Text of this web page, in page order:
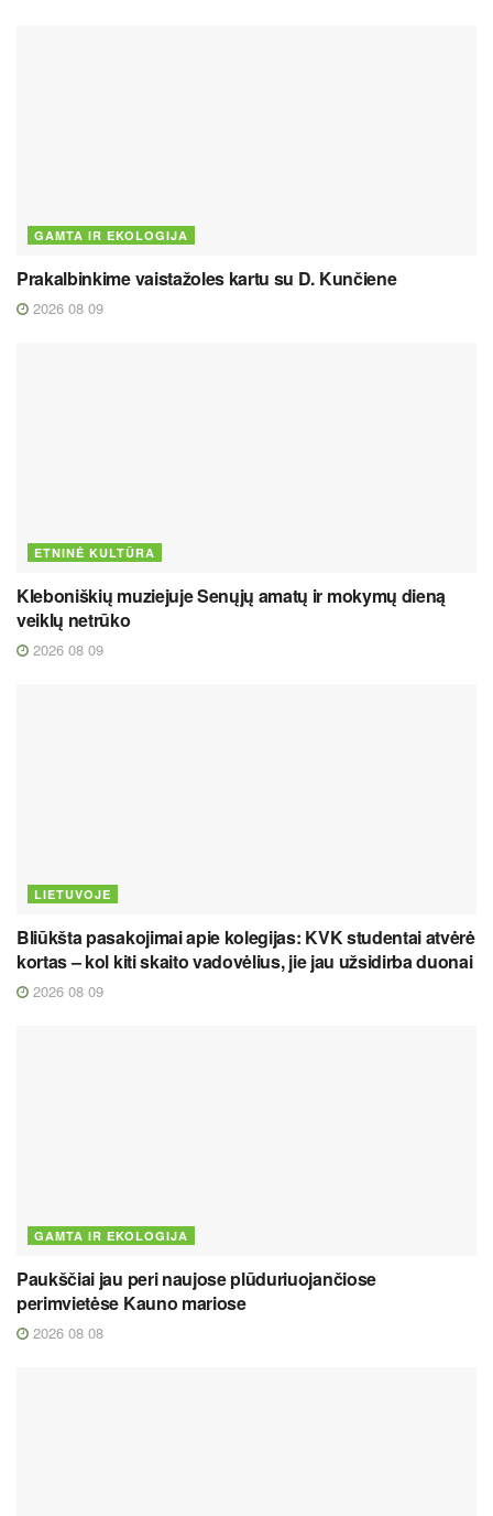
GAMTA IR EKOLOGIJA
Prakalbinkime vaistažoles kartu su D. Kunčiene
2026 08 09
ETNINĖ KULTŪRA
Kleboniškių muziejuje Senųjų amatų ir mokymų dieną
veiklų netrūko
2026 08 09
LIETUVOJE
Bliūkšta pasakojimai apie kolegijas: KVK studentai atvėrė
kortas – kol kiti skaito vadovėlius, jie jau užsidirba duonai
2026 08 09
GAMTA IR EKOLOGIJA
Paukščiai jau peri naujose plūduriuojančiose
perimvietėse Kauno mariose
2026 08 08